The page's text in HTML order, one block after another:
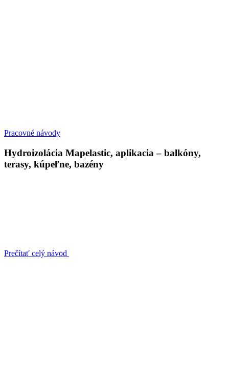
Pracovné návody
Hydroizolácia Mapelastic, aplikacia – balkóny,
terasy, kúpeľne, bazény
Prečítať celý návod